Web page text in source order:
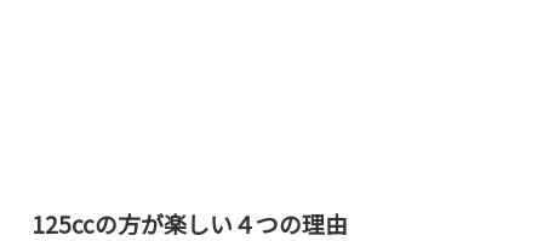
125ccの方が楽しい４つの理由